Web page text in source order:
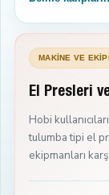
MAKİNE VE
El Presleri
Hobi
tulumba tipi el
ekipmanları